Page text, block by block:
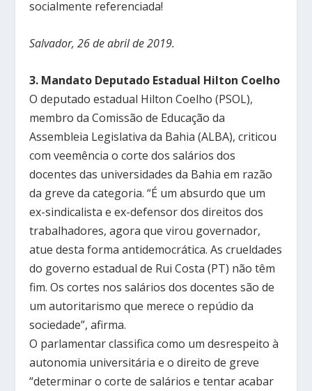
socialmente referenciada!
Salvador, 26 de abril de 2019.
3. Mandato Deputado Estadual Hilton Coelho
O deputado estadual Hilton Coelho (PSOL),
membro da Comissão de Educação da
Assembleia Legislativa da Bahia (ALBA), criticou
com veemência o corte dos salários dos
docentes das universidades da Bahia em razão
da greve da categoria. “É um absurdo que um
ex-sindicalista e ex-defensor dos direitos dos
trabalhadores, agora que virou governador,
atue desta forma antidemocrática. As crueldades
do governo estadual de Rui Costa (PT) não têm
fim. Os cortes nos salários dos docentes são de
um autoritarismo que merece o repúdio da
sociedade”, afirma.
O parlamentar classifica como um desrespeito à
autonomia universitária e o direito de greve
“determinar o corte de salários e tentar acabar